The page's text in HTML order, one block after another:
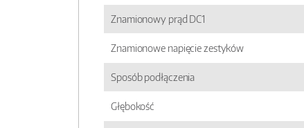
Znamionowy prąd DC1
Znamionowe napięcie zestyków
Sposób podłączenia
Głębokość